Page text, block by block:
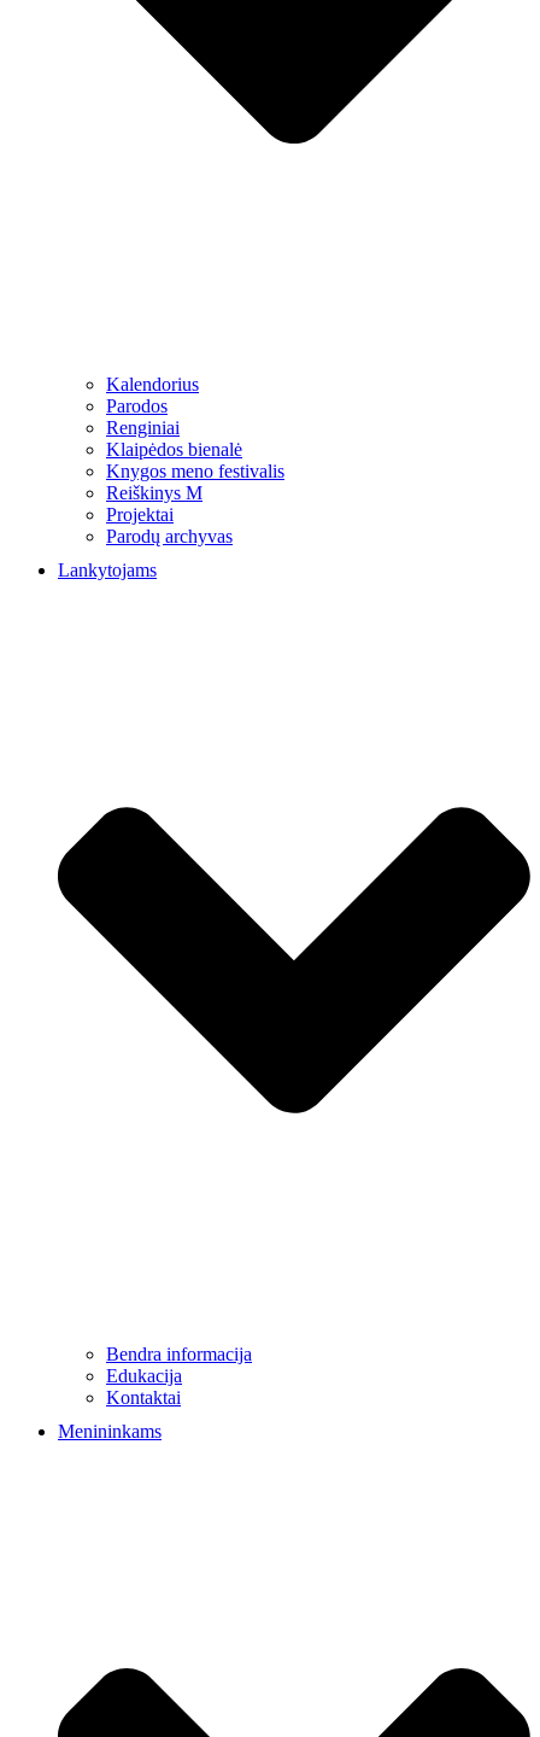
Kalendorius
Parodos
Renginiai
Klaipėdos bienalė
Knygos meno festivalis
Reiškinys M
Projektai
Parodų archyvas
Lankytojams
Bendra informacija
Edukacija
Kontaktai
Menininkams